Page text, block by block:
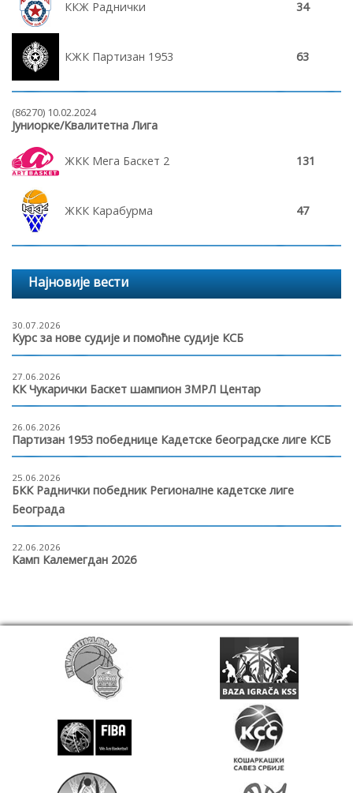
ККЖ Раднички 34
КЖК Партизан 1953 63
(86270) 10.02.2024
Јуниорке/Квалитетна Лига
ЖКК Мега Баскет 2 131
ЖКК Карабурма 47
Најновије вести
30.07.2026
Курс за нове судије и помоћне судије КСБ
27.06.2026
КК Чукарички Баскет шампион 3МРЛ Центар
26.06.2026
Партизан 1953 победнице Кадетске београдске лиге КСБ
25.06.2026
БКК Раднички победник Регионалне кадетске лиге
Београда
22.06.2026
Камп Калемегдан 2026